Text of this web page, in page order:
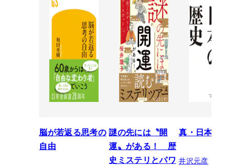
脳が若返る思考の
自由
謎の先には〝開
運〟がある！ 歴
史ミステリとパワ
真・日本の
井沢元彦